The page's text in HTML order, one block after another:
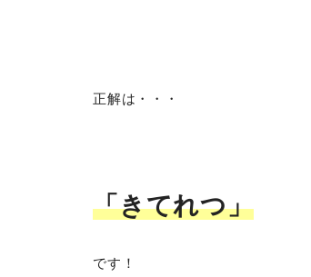
正解は・・・
「きてれつ」
です！